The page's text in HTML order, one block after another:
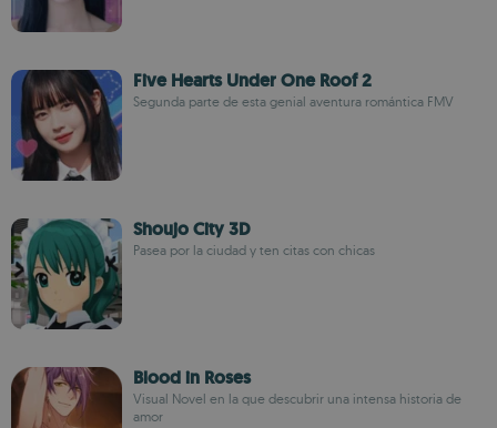
Five Hearts Under One Roof 2
Segunda parte de esta genial aventura romántica FMV
Shoujo City 3D
Pasea por la ciudad y ten citas con chicas
Blood in Roses
Visual Novel en la que descubrir una intensa historia de
amor